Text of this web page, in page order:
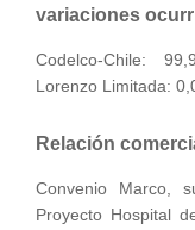
variaciones
Codelco-Chile:
Lorenzo Limitada:
Relación
Convenio Marco,
Proyecto Hospital